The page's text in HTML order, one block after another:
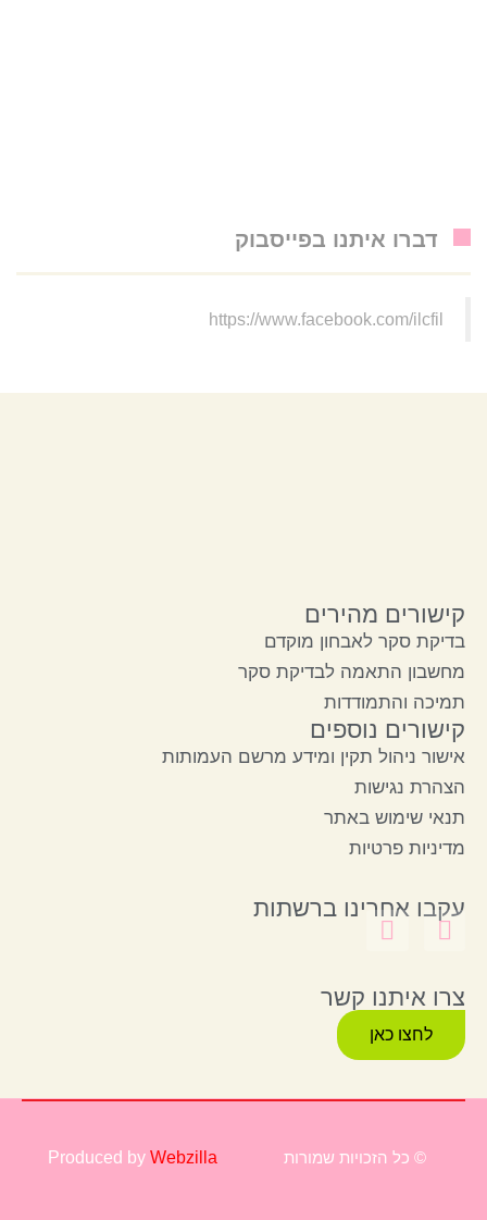
דברו איתנו בפייסבוק
https://www.facebook.com/ilcfil
קישורים מהירים
בדיקת סקר לאבחון מוקדם
מחשבון התאמה לבדיקת סקר
תמיכה והתמודדות
קישורים נוספים
אישור ניהול תקין ומידע מרשם העמותות
הצהרת נגישות
תנאי שימוש באתר
מדיניות פרטיות
עקבו אחרינו ברשתות
צרו איתנו קשר
לחצו כאן
© כל הזכויות שמורות Produced by Webzilla